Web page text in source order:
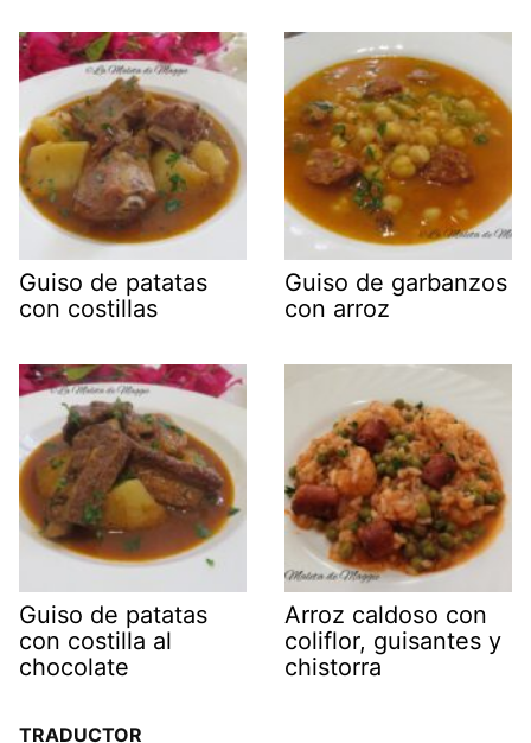
Guiso de patatas
con costillas
Guiso de garbanzos
con arroz
Guiso de patatas
con costilla al
chocolate
Arroz caldoso con
coliflor, guisantes y
chistorra
TRADUCTOR